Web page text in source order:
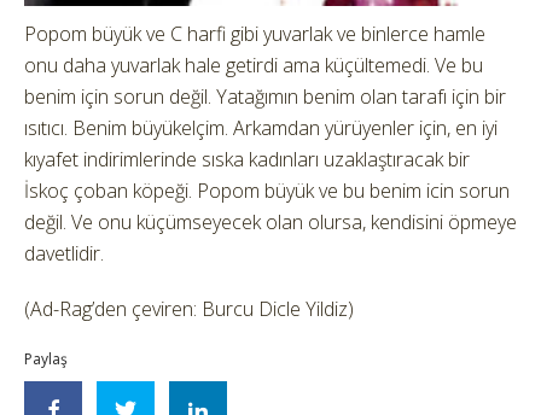
Popom büyük ve C harfi gibi yuvarlak ve binlerce hamle
onu daha yuvarlak hale getirdi ama küçültemedi. Ve bu
benim için sorun değil. Yatağımın benim olan tarafı için bir
ısıtıcı. Benim büyükelçim. Arkamdan yürüyenler için, en iyi
kıyafet indirimlerinde sıska kadınları uzaklaştıracak bir
İskoç çoban köpeği. Popom büyük ve bu benim icin sorun
değil. Ve onu küçümseyecek olan olursa, kendisini öpmeye
davetlidir.
(Ad-Rag’den çeviren: Burcu Dicle Yildiz)
Paylaş